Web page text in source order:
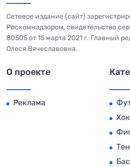
Сетевое издание (сайт)
Роскомнадзором, свидетельство
80505 от 15 марта 2021 г. Главный
Олеся Вячеславовна.
О проекте
Реклама